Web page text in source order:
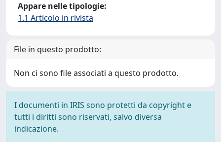
Appare nelle tipologie:
1.1 Articolo in rivista
File in questo prodotto:
Non ci sono file associati a questo prodotto.
I documenti in IRIS sono protetti da copyright e
tutti i diritti sono riservati, salvo diversa
indicazione.